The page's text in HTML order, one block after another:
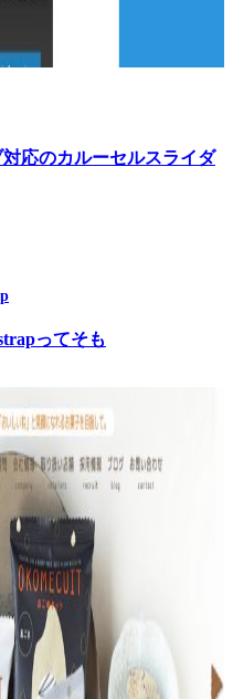
応のカルーセルスライダ
ってそも